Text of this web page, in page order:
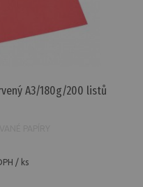
A3/180g/200 listů
/ ks